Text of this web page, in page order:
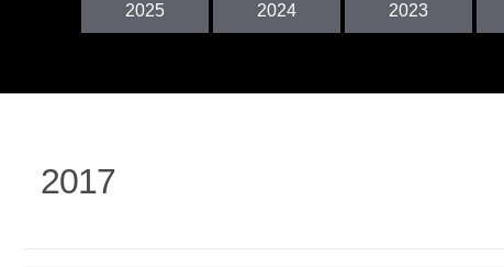
2025 2024 2023
2017